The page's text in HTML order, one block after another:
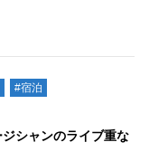
#宿泊
シャンのライブ重な